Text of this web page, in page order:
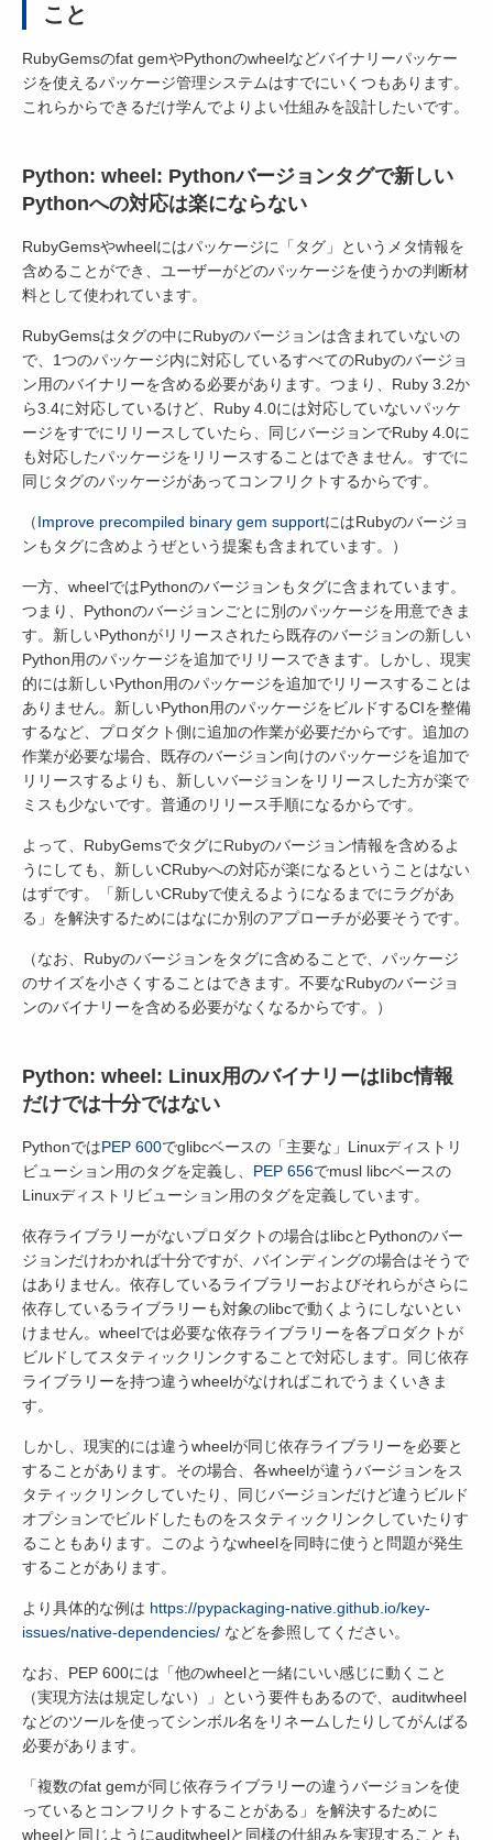
こと
RubyGemsのfat gemやPythonのwheelなどバイナリーパッケー
ジを使えるパッケージ管理システムはすでにいくつもあります。
これらからできるだけ学んでよりよい仕組みを設計したいです。
Python: wheel: Pythonバージョンタグで新しい
Pythonへの対応は楽にならない
RubyGemsやwheelにはパッケージに「タグ」というメタ情報を
含めることができ、ユーザーがどのパッケージを使うかの判断材
料として使われています。
RubyGemsはタグの中にRubyのバージョンは含まれていないの
で、1つのパッケージ内に対応しているすべてのRubyのバージョ
ン用のバイナリーを含める必要があります。つまり、Ruby 3.2か
ら3.4に対応しているけど、Ruby 4.0には対応していないパッケ
ージをすでにリリースしていたら、同じバージョンでRuby 4.0に
も対応したパッケージをリリースすることはできません。すでに
同じタグのパッケージがあってコンフリクトするからです。
（Improve precompiled binary gem supportにはRubyのバージョ
ンもタグに含めようぜという提案も含まれています。）
一方、wheelではPythonのバージョンもタグに含まれています。
つまり、Pythonのバージョンごとに別のパッケージを用意できま
す。新しいPythonがリリースされたら既存のバージョンの新しい
Python用のパッケージを追加でリリースできます。しかし、現実
的には新しいPython用のパッケージを追加でリリースすることは
ありません。新しいPython用のパッケージをビルドするCIを整備
するなど、プロダクト側に追加の作業が必要だからです。追加の
作業が必要な場合、既存のバージョン向けのパッケージを追加で
リリースするよりも、新しいバージョンをリリースした方が楽で
ミスも少ないです。普通のリリース手順になるからです。
よって、RubyGemsでタグにRubyのバージョン情報を含めるよ
うにしても、新しいCRubyへの対応が楽になるということはない
はずです。「新しいCRubyで使えるようになるまでにラグがあ
る」を解決するためにはなにか別のアプローチが必要そうです。
（なお、Rubyのバージョンをタグに含めることで、パッケージ
のサイズを小さくすることはできます。不要なRubyのバージョ
ンのバイナリーを含める必要がなくなるからです。）
Python: wheel: Linux用のバイナリーはlibc情報
だけでは十分ではない
PythonではPEP 600でglibcベースの「主要な」Linuxディストリ
ビューション用のタグを定義し、 PEP 656でmusl libcベースの
Linuxディストリビューション用のタグを定義しています。
依存ライブラリーがないプロダクトの場合はlibcとPythonのバー
ジョンだけわかれば十分ですが、バインディングの場合はそうで
はありません。依存しているライブラリーおよびそれらがさらに
依存しているライブラリーも対象のlibcで動くようにしないとい
けません。wheelでは必要な依存ライブラリーを各プロダクトが
ビルドしてスタティックリンクすることで対応します。同じ依存
ライブラリーを持つ違うwheelがなければこれでうまくいきま
す。
しかし、現実的には違うwheelが同じ依存ライブラリーを必要と
することがあります。その場合、各wheelが違うバージョンをス
タティックリンクしていたり、同じバージョンだけど違うビルド
オプションでビルドしたものをスタティックリンクしていたりす
ることもあります。このようなwheelを同時に使うと問題が発生
することがあります。
より具体的な例は https://pypackaging-native.github.io/key-
issues/native-dependencies/ などを参照してください。
なお、PEP 600には「他のwheelと一緒にいい感じに動くこと
（実現方法は規定しない）」という要件もあるので、auditwheel
などのツールを使ってシンボル名をリネームしたりしてがんばる
必要があります。
「複数のfat gemが同じ依存ライブラリーの違うバージョンを使
っているとコンフリクトすることがある」を解決するために
wheelと同じようにauditwheelと同様の仕組みを実現することも